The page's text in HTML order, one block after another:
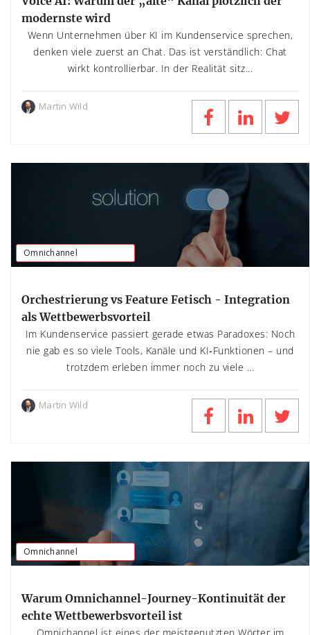
modernste wird
Wenn Unternehmen über KI im Kundenservice sprechen,
denken viele zuerst an Chat. Das ist verständlich: Chat
wirkt kontrollierbar. In der Realität sitz...
Martin Wild
Omnichannel
Orchestrierung vs Feature Fetisch - Integration
als Wettbewerbsvorteil
Im Kundenservice passiert gerade etwas Paradoxes: Noch
nie gab es so viele Tools, Kanäle und KI‑Funktionen – und
trotzdem erleben immer noch zu viele ...
Martin Wild
Omnichannel
Warum Omnichannel-Journey-Kontinuität der
echte Wettbewerbsvorteil ist